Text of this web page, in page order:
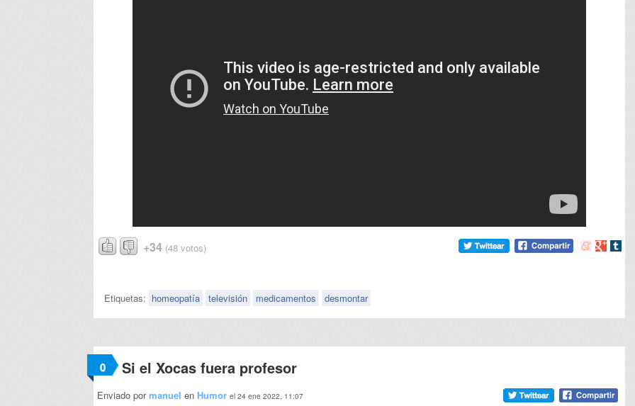
+34 (48 votos)
Compartir
Etiquetas: homeopatía televisión medicamentos desmontar
0 Si el Xocas fuera profesor
Enviado pormanuel en Humor el 24 ene 2022, 11:07